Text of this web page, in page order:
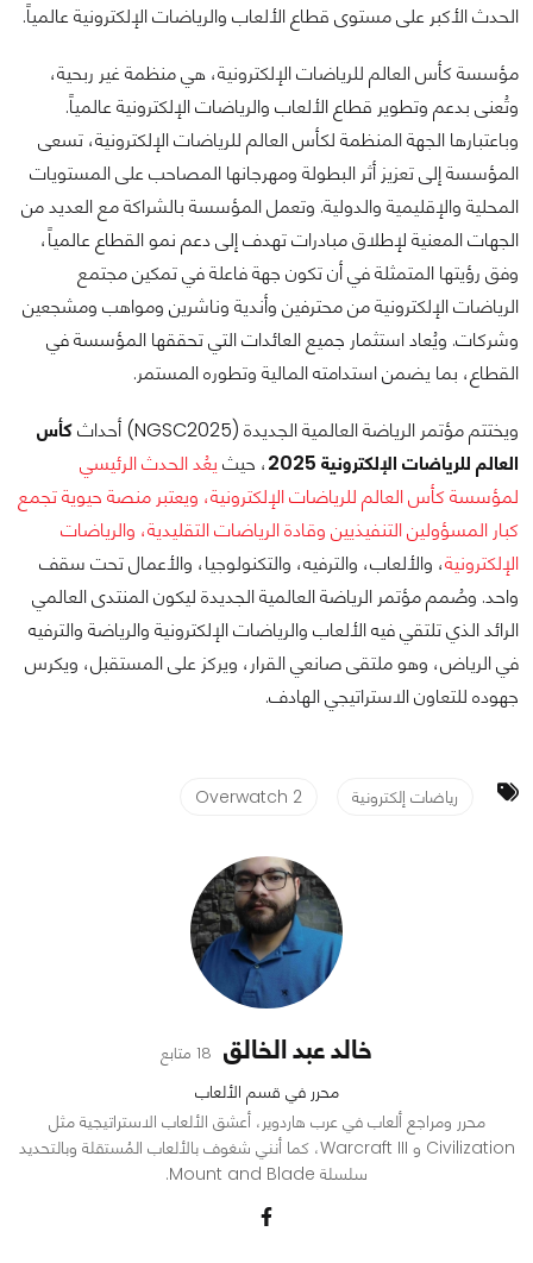
الحدث الأكبر على مستوى قطاع الألعاب والرياضات الإلكترونية عالمياً.
مؤسسة كأس العالم للرياضات الإلكترونية، هي منظمة غير ربحية،
وتُعنى بدعم وتطوير قطاع الألعاب والرياضات الإلكترونية عالمياً.
وباعتبارها الجهة المنظمة لكأس العالم للرياضات الإلكترونية، تسعى
المؤسسة إلى تعزيز أثر البطولة ومهرجانها المصاحب على المستويات
المحلية والإقليمية والدولية. وتعمل المؤسسة بالشراكة مع العديد من
الجهات المعنية لإطلاق مبادرات تهدف إلى دعم نمو القطاع عالمياً،
وفق رؤيتها المتمثلة في أن تكون جهة فاعلة في تمكين مجتمع
الرياضات الإلكترونية من محترفين وأندية وناشرين ومواهب ومشجعين
وشركات. ويُعاد استثمار جميع العائدات التي تحققها المؤسسة في
القطاع، بما يضمن استدامته المالية وتطوره المستمر.
ويختتم مؤتمر الرياضة العالمية الجديدة (NGSC2025) أحداث
كأس
العالم للرياضات الإلكترونية 2025
، حيث يعُد الحدث الرئيسي
لمؤسسة كأس العالم للرياضات الإلكترونية، ويعتبر منصة حيوية تجمع
كبار المسؤولين التنفيذيين وقادة الرياضات التقليدية، والرياضات
الإلكترونية، والألعاب، والترفيه، والتكنولوجيا، والأعمال تحت سقف
واحد. وصُمم مؤتمر الرياضة العالمية الجديدة ليكون المنتدى العالمي
الرائد الذي تلتقي فيه الألعاب والرياضات الإلكترونية والرياضة والترفيه
في الرياض، وهو ملتقى صانعي القرار، ويركز على المستقبل، ويكرس
جهوده للتعاون الاستراتيجي الهادف.
رياضات إلكترونية Overwatch 2
خالد عبد الخالق 18 متابع
محرر في قسم الألعاب
محرر ومراجع ألعاب في عرب هاردوير، أعشق الألعاب الاستراتيجية مثل
Civilization و Warcraft III، كما أنني شغوف بالألعاب المُستقلة وبالتحديد
سلسلة Mount and Blade.